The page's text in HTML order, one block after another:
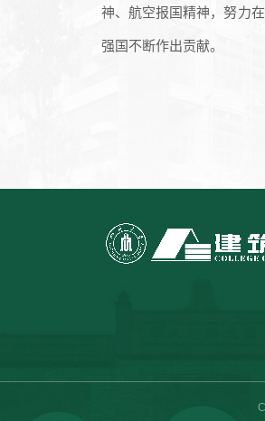
神、航空报国精神，努力
强国不断作出贡献。